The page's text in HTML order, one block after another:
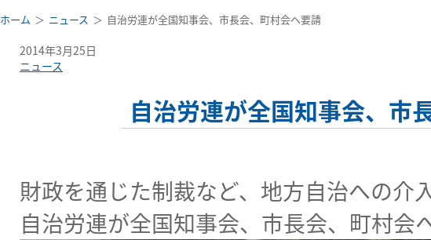
ホーム ニュース 自治労連が全国知事会、市長会、町村会へ要請
2014年3月25日
ニュース
自治労連が全国知事会、市
財政を通じた制裁など、地方自治への介
自治労連が全国知事会、市長会、町村会